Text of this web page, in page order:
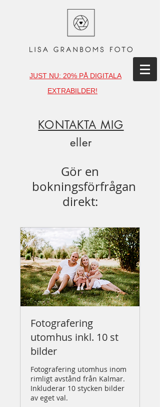
JUST NU: 20% PÅ DIGITALA
EXTRABILDER!
Gör en
bokningsförfrågan
direkt:
Fotografering
utomhus inkl. 10 st
bilder
Fotografering utomhus inom
rimligt avstånd från Kalmar.
Inkluderar 10 stycken bilder
av eget val.
KONTAKTA MIG
eller